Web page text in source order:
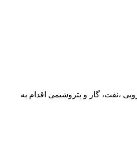
،نفت، گاز و پتروشیمی اقدام به